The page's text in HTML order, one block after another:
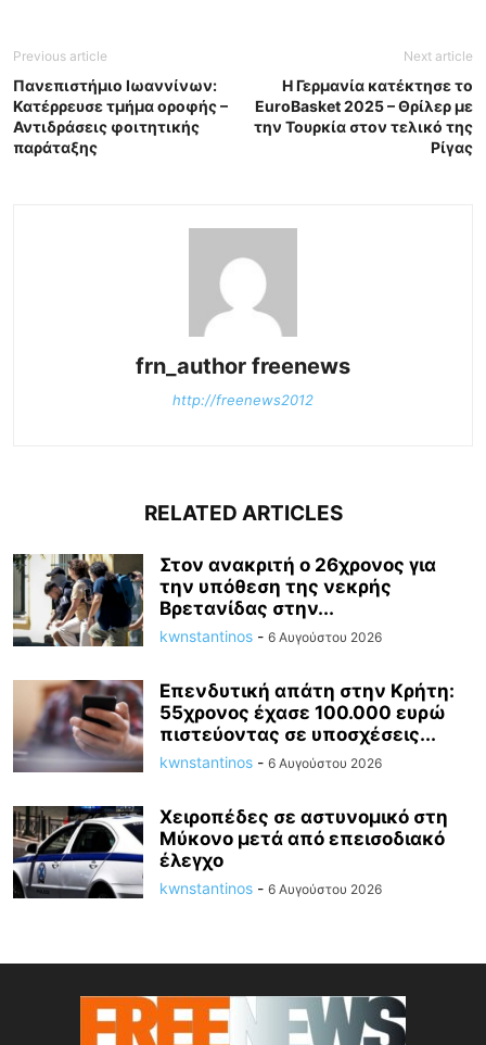
Previous article
Πανεπιστήμιο Ιωαννίνων:
Κατέρρευσε τμήμα οροφής –
Αντιδράσεις φοιτητικής
παράταξης
Next article
Η Γερμανία κατέκτησε το
EuroBasket 2025 – Θρίλερ με
την Τουρκία στον τελικό της
Ρίγας
frn_author freenews
http://freenews2012
RELATED ARTICLES
Στον ανακριτή ο 26χρονος για
την υπόθεση της νεκρής
Βρετανίδας στην...
kwnstantinos - 6 Αυγούστου 2026
Επενδυτική απάτη στην Κρήτη:
55χρονος έχασε 100.000 ευρώ
πιστεύοντας σε υποσχέσεις...
kwnstantinos - 6 Αυγούστου 2026
Χειροπέδες σε αστυνομικό στη
Μύκονο μετά από επεισοδιακό
έλεγχο
kwnstantinos - 6 Αυγούστου 2026